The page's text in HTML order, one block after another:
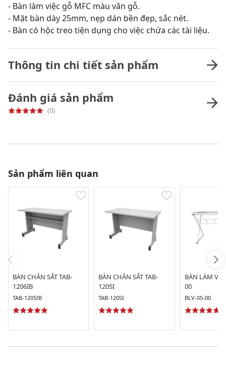
- Bàn làm việc gỗ MFC màu vân gỗ.
- Mặt bàn dày 25mm, nẹp dán bền đẹp, sắc nét.
- Bàn có hộc treo tiện dụng cho việc chứa các tài liệu.
Thông tin chi tiết sản phẩm
Đánh giá sản phẩm
(0)
Sản phẩm liên quan
BÀN CHÂN SẮT TAB-
1206IB
TAB-1205IB
BÀN CHÂN SẮT TAB-
1205I
TAB-1205I
BÀN LÀM
00
BLV-05-00